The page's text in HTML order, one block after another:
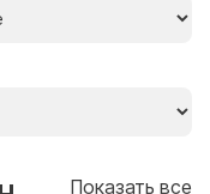
Показать все